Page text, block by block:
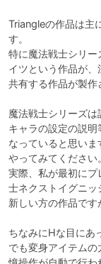
Triangleの作品は主
す。
特に魔法戦士シリ
イツという作品が
共有する作品が製作
魔法戦士シリーズ
キャラの設定の説明
なっていると思い
やってみてください。
実際、私が最初に
士ネクストイグニッ
新しい方の作品です
ちなみにHな目にあ
でも変身アイテム